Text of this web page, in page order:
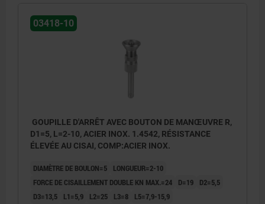
03418-10
GOUPILLE D'ARRÊT AVEC BOUTON DE MANŒUVRE R,
D1=5, L=2-10, ACIER INOX. 1.4542, RÉSISTANCE
ÉLEVÉE AU CISAI, COMP:ACIER INOX.
DIAMÈTRE DE BOULON=5
LONGUEUR=2-10
FORCE DE CISAILLEMENT DOUBLE KN MAX.=24
D=19
D2=5,5
D3=13,5
L1=5,9 L2=25 L3=8
L5=7,9-15,9